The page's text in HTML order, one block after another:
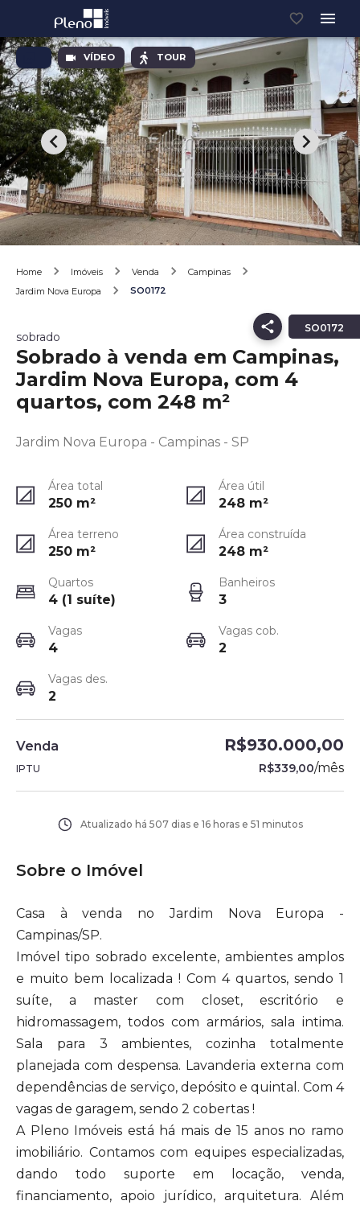
VÍDEO TOUR
Home Imóveis Venda
Campinas
Jardim Nova Europa
SO0172
SO0172
sobrado
Sobrado à venda em Campinas,
Jardim Nova Europa, com 4
quartos, com 248 m²
Jardim Nova Europa - Campinas - SP
Área total
250 m²
Área útil
248 m²
Área terreno
250 m²
Área construída
248 m²
Quartos
4 (1 suíte)
Banheiros
3
Vagas
4
Vagas cob.
2
Vagas des.
2
Venda R$930.000,00
IPTU R$339,00/mês
Atualizado há 507 dias e 16 horas e 51 minutos
Sobre o Imóvel
Casa à venda no Jardim Nova Europa -
Campinas/SP.
Imóvel tipo sobrado excelente, ambientes amplos
e muito bem localizada ! Com 4 quartos, sendo 1
suíte, a master com closet, escritório e
hidromassagem, todos com armários, sala intima.
Sala para 3 ambientes, cozinha totalmente
planejada com despensa. Lavanderia externa com
dependências de serviço, depósito e quintal. Com 4
vagas de garagem, sendo 2 cobertas !
A Pleno Imóveis está há mais de 15 anos no ramo
imobiliário. Contamos com equipes especializadas,
dando todo suporte em locação, venda,
financiamento, apoio jurídico, arquitetura. Além